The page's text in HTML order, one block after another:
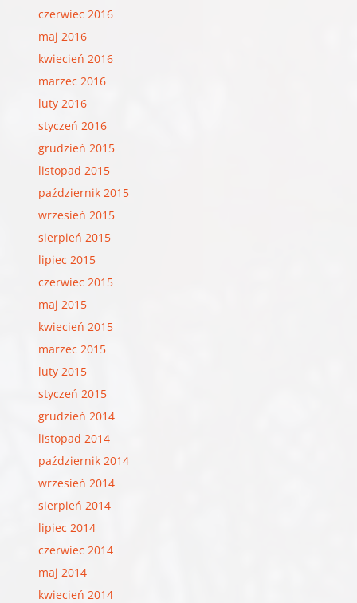
czerwiec 2016
maj 2016
kwiecień 2016
marzec 2016
luty 2016
styczeń 2016
grudzień 2015
listopad 2015
październik 2015
wrzesień 2015
sierpień 2015
lipiec 2015
czerwiec 2015
maj 2015
kwiecień 2015
marzec 2015
luty 2015
styczeń 2015
grudzień 2014
listopad 2014
październik 2014
wrzesień 2014
sierpień 2014
lipiec 2014
czerwiec 2014
maj 2014
kwiecień 2014